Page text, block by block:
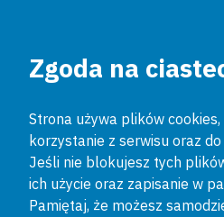
Zgoda na
Strona używa plików cookies,
korzystanie z serwisu oraz
Jeśli nie blokujesz tych
ich użycie oraz zapisanie w
Pamiętaj, że możesz